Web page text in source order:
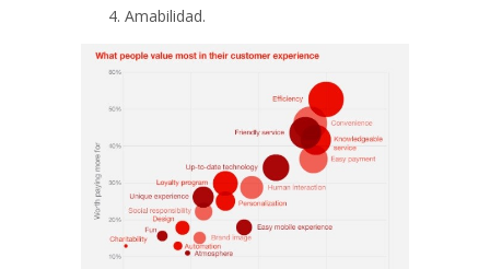
Amabilidad.